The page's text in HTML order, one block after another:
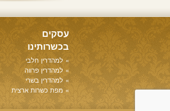
עסקים
בכשרותינו
למהדרין חלבי
למהדרין פרווה
למהדרין בשרי
מפת כשרות ארצית